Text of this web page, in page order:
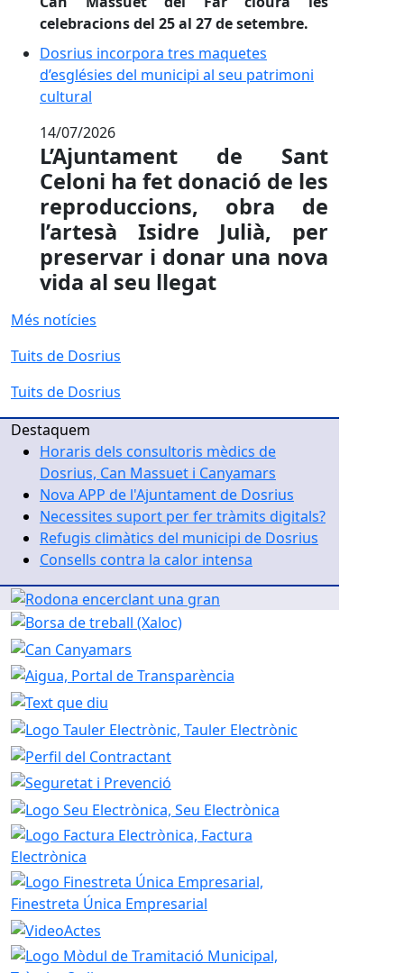
celebracions del 25 al 27 de setembre.
Dosrius incorpora tres maquetes d’esglésies del
Dosrius incorpora tres maquetes
d’esglésies del municipi al seu patrimoni
cultural
14/07/2026
L’Ajuntament de Sant
Celoni ha fet donació de les
reproduccions, obra de
l’artesà Isidre Julià, per
preservar i donar una nova
vida al seu llegat
Més notícies
Tuits de Dosrius
Tuits de Dosrius
Destaquem
Horaris dels consultoris mèdics de
Dosrius, Can Massuet i Canyamars
Nova APP de l'Ajuntament de Dosrius
Necessites suport per fer tràmits digitals?
Refugis climàtics del municipi de Dosrius
Consells contra la calor intensa